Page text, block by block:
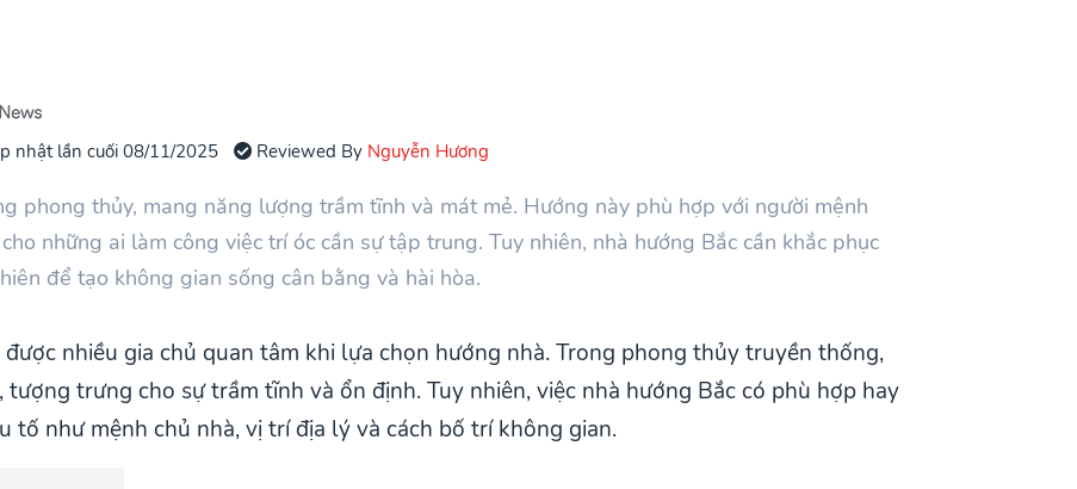
nhật lần cuối 08/11/2025 Reviewed By Nguyễn Hương
phong thủy, mang năng lượng trầm tĩnh và mát mẻ. Hướng này phù hợp với người mệnh
những ai làm công việc trí óc cần sự tập trung. Tuy nhiên, nhà hướng Bắc cần khắc phục
để tạo không gian sống cân bằng và hài hòa.
nhiều gia chủ quan tâm khi lựa chọn hướng nhà. Trong phong thủy truyền thống,
trưng cho sự trầm tĩnh và ổn định. Tuy nhiên, việc nhà hướng Bắc có phù hợp hay
tố như mệnh chủ nhà, vị trí địa lý và cách bố trí không gian.